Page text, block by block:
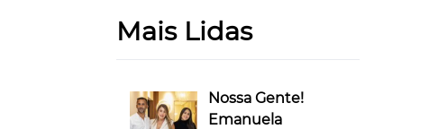
Mais Lidas
Nossa Gente!
Emanuela